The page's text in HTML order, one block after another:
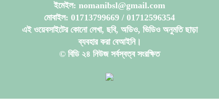
ইমেইল: nomanibsl@gmail.com
মোবাইল: 01713799669 / 01712596354
এই ওয়েবসাইটের কোনো লেখা, ছবি, অডিও, ভিডিও অনুমতি ছাড়া
ব্যবহার করা বেআইনি।
© বিডি ২৪ নিউজ সর্বস্বত্ব সংরক্ষিত